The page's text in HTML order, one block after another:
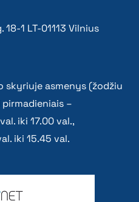
1 LT-01113 Vilnius
skyriuje asmenys (žodžiu
–
iki 17.00 val.,
iki 15.45 val.